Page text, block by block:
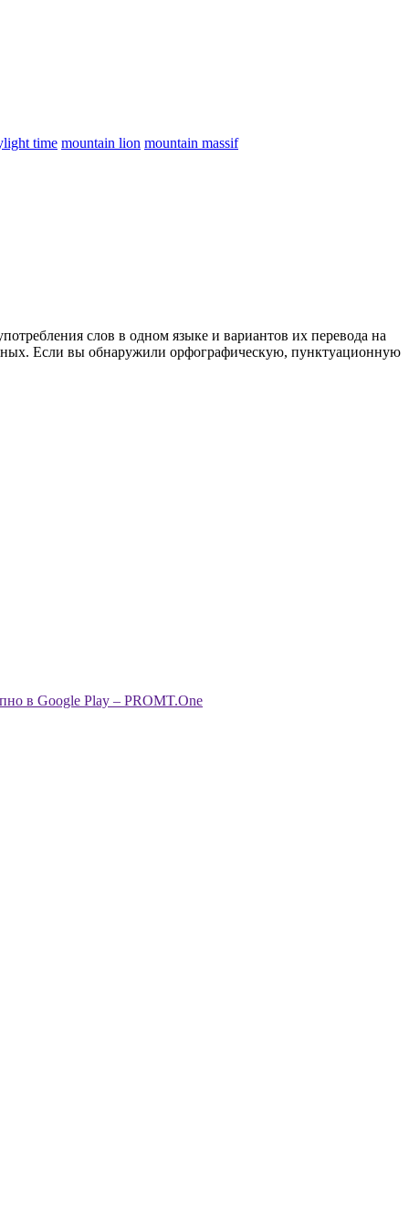
time mountain lion mountain massif
слов в одном языке и вариантов их перевода на
Если вы обнаружили орфографическую, пунктуационную